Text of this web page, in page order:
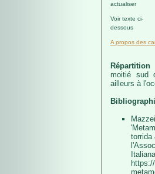
actualiser
Voir texte ci-
dessous
A propos des
moitié sud
ailleurs à
torrida